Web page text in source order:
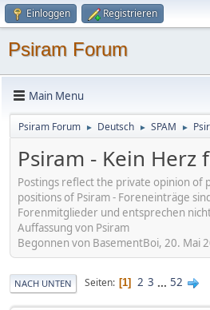
Einloggen Registrieren
Psiram Forum
Main Menu
Psiram Forum ► Deutsch ► SPAM ►
Psiram - Kein Herz
Postings reflect the private opinion of
positions of Psiram - Foreneinträge
Forenmitglieder und entsprechen
Auffassung von Psiram
Begonnen von BasementBoi, 20. Mai
NACH UNTEN Seiten 1 2 3 ... 52